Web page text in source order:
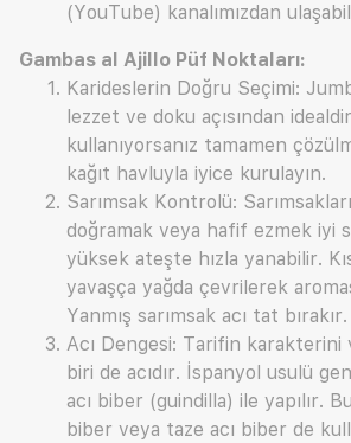
(YouTube) kanalımızdan
Gambas al Ajillo Püf Noktaları:
Karideslerin Doğru Seçimi:
lezzet ve doku açısından
kullanıyorsanız tamamen
kağıt havluyla iyice kurulayın.
Sarımsak Kontrolü:
doğramak veya hafif ezmek iyi
yüksek ateşte hızla yanabilir.
yavaşça yağda çevrilerek
Yanmış sarımsak acı tat bırakır.
Acı Dengesi: Tarifin
biri de acıdır. İspanyol usulü
acı biber (guindilla) ile yapılır.
biber veya taze acı biber de